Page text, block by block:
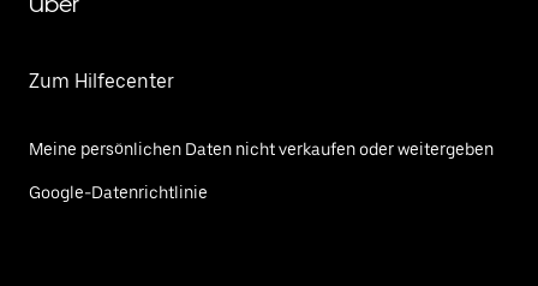
Zum Hilfecenter
Meine persönlichen Daten nicht verkaufen oder weitergeben
Google-Datenrichtlinie